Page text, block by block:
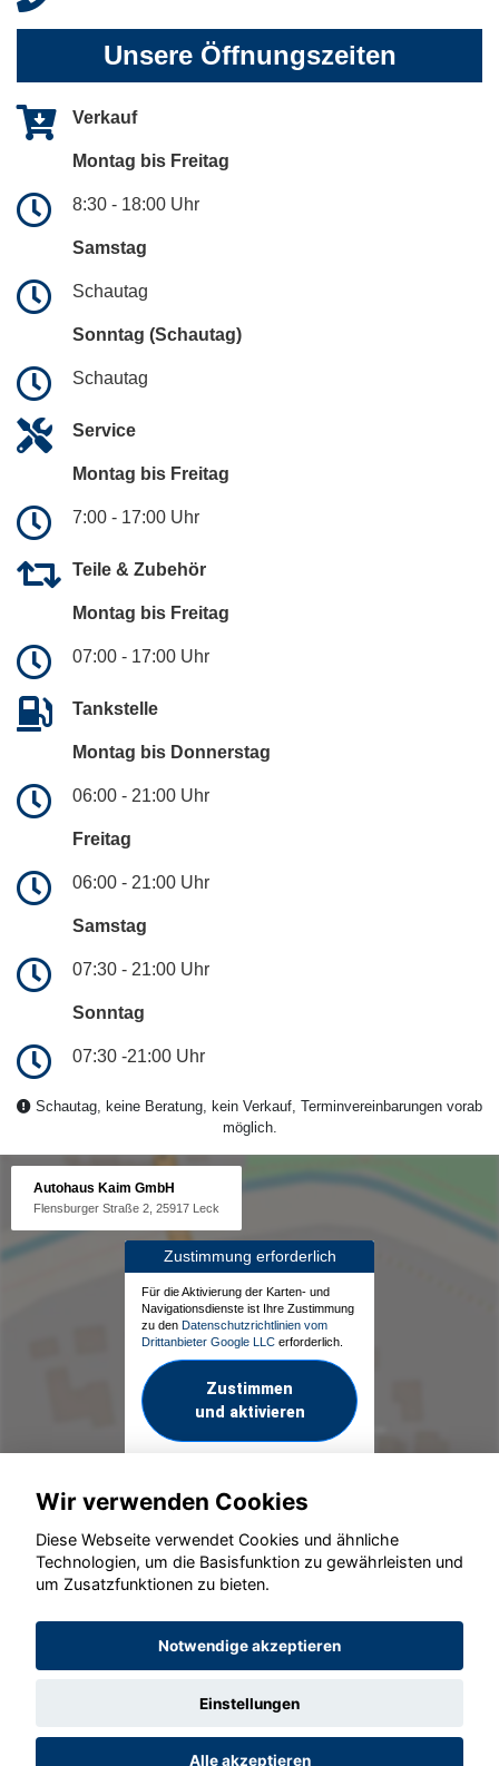
Unsere Öffnungszeiten
Verkauf
Montag bis Freitag
8:30 - 18:00 Uhr
Samstag
Schautag
Sonntag (Schautag)
Schautag
Service
Montag bis Freitag
7:00 - 17:00 Uhr
Teile & Zubehör
Montag bis Freitag
07:00 - 17:00 Uhr
Tankstelle
Montag bis Donnerstag
06:00 - 21:00 Uhr
Freitag
06:00 - 21:00 Uhr
Samstag
07:30 - 21:00 Uhr
Sonntag
07:30 -21:00 Uhr
Schautag, keine Beratung, kein Verkauf, Terminvereinbarungen vorab
möglich.
Autohaus Kaim GmbH
Flensburger Straße 2, 25917 Leck
Zustimmung erforderlich
Für die Aktivierung der Karten- und
Navigationsdienste ist Ihre Zustimmung
zu den Datenschutzrichtlinien vom
Drittanbieter Google LLC erforderlich.
Zustimmen
und aktivieren
© konjunkturmotor.de GmbH 2020 - 2026
Wir verwenden Cookies
Diese Webseite verwendet Cookies und ähnliche
Technologien, um die Basisfunktion zu gewährleisten und
um Zusatzfunktionen zu bieten.
Notwendige akzeptieren
Einstellungen
Alle akzeptieren